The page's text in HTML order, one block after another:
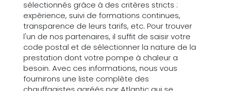
sélectionnés grâce à des critères stricts :
expérience, suivi de formations continues,
transparence de leurs tarifs, etc. Pour trouver
l'un de nos partenaires, il suffit de saisir votre
code postal et de sélectionner la nature de la
prestation dont votre pompe à chaleur a
besoin. Avec ces informations, nous vous
fournirons une liste complète des